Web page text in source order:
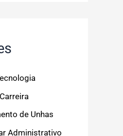
de Unhas
Administrativo